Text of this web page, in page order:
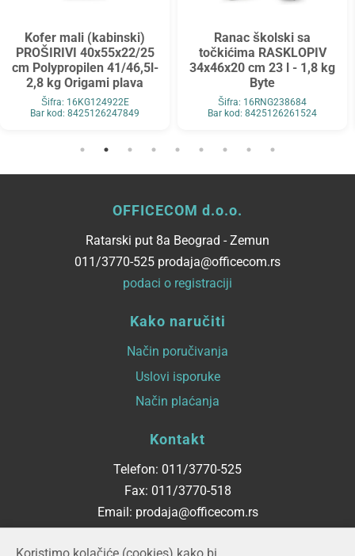
Kofer mali (kabinski)
PROŠIRIVI 40x55x22/25
cm Polypropilen 41/46,5l-
2,8 kg Origami plava
Šifra: 16KG124922E
Bar kod: 8425126247849
Ranac školski sa
točkićima RASKLOPIV
34x46x20 cm 23 l - 1,8 kg
Byte
Šifra: 16RNG238684
Bar kod: 8425126261524
OFFICECOM d.o.o.
Ratarski put 8a Beograd - Zemun
011/3770-525 prodaja@officecom.rs
podaci o registraciji
Kako naručiti
Način poručivanja
Uslovi isporuke
Način plaćanja
Kontakt
Telefon: 011/3770-525
Fax: 011/3770-518
Email: prodaja@officecom.rs
Radno vreme